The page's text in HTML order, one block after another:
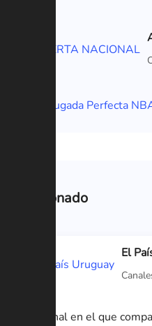
Relacionado
El
Un canal en el que